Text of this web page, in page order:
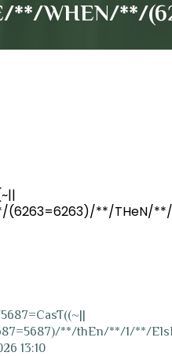
**/WHEN/**/
(6263=6263)/**/THeN/
**/thEn/**/1/**/
13:10